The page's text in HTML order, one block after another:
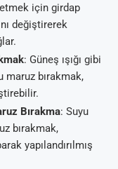
için girdap
değiştirerek
: Güneş ışığı gibi
maruz bırakmak,
Bırakma: Suyu
bırakmak,
yapılandırılmış